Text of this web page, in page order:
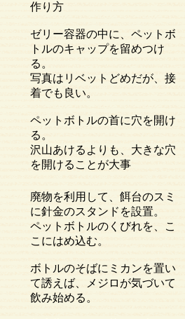
作り方
ゼリー容器の中に、ペットボ
トルのキャップを留めつけ
る。
写真はリベットどめだが、接
着でも良い。
ペットボトルの首に穴を開け
る。
沢山あけるよりも、大きな穴
を開けることが大事
廃物を利用して、餌台のスミ
に針金のスタンドを設置。
ペットボトルのくびれを、こ
こにはめ込む。
ボトルのそばにミカンを置い
て誘えば、メジロが気づいて
飲み始める。